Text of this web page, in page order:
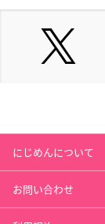
にじめんについて
お問い合わせ